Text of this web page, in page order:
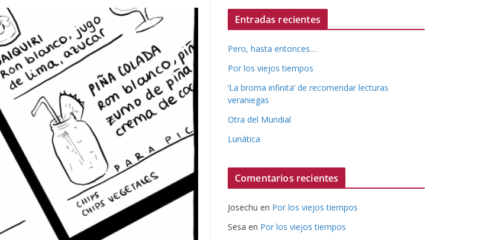
Entradas recientes
Pero, hasta entonces…
Por los viejos tiempos
‘La broma infinita’ de recomendar lecturas
veraniegas
Otra del Mundial
Lunática
Comentarios recientes
Josechu en Por los viejos tiempos
Sesa en Por los viejos tiempos